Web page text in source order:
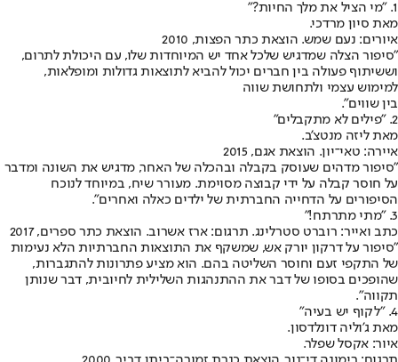
1. "מי הציל את מלך החיות?"
מאת סיון מרדכי.
איורים: נעם שמש. הוצאת כתר הפצות, 2010
"סיפור הצלה שמדגיש שלכל אחד יש המיוחדות שלו, עם היכולת לתרום,
וששיתוף פעולה בין חברים יכול להביא לתוצאות גדולות ומופלאות,
למימוש עצמי ולתחושת שווה
בין שווים".
2. "פילים לא מתקבלים"
מאת ליזה מנטצ'ב.
איירה: טאי־יון. הוצאת אגם, 2015
"סיפור מדהים שעוסק בקבלה ובהכלה של האחר, מדגיש את השונה ומדבר
על חוסר קבלה על ידי קבוצה מסוימת. מעורר שיח, במיוחד לנוכח
הסיפורים על הדחייה החברתית של ילדים כאלה ואחרים".
3. "מתי מתרתח!"
כתב ואייר: רוברט סטרלינג. תרגום: ארז אשרוב. הוצאת כתר ספרים, 2017
"סיפור על דרקון יורק אש, שמשקף את התוצאות החברתיות הלא נעימות
של התקפי זעם וחוסר השליטה בהם. הוא מציע פתרונות להתגברות,
שהופכים בסופו של דבר את ההתנהגות השלילית לחיובית, דבר שנותן
תקווה".
4. "לקוף יש בעיה"
מאת ג'וליה דונלדסון.
איור: אקסל שפלר.